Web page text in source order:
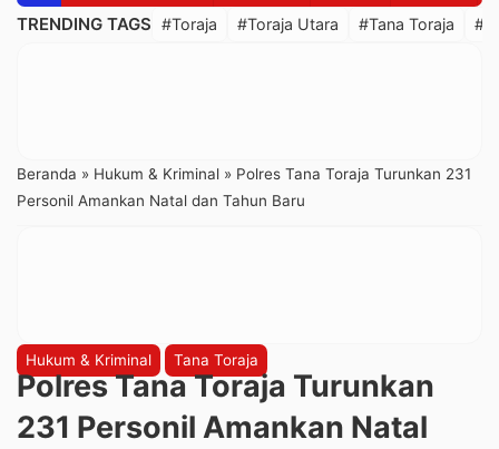
TRENDING TAGS #Toraja #Toraja Utara #Tana Toraja
Beranda » Hukum & Kriminal » Polres Tana Toraja Turunkan 231
Personil Amankan Natal dan Tahun Baru
Hukum & Kriminal Tana Toraja
Polres Tana Toraja Turunkan
231 Personil Amankan Natal